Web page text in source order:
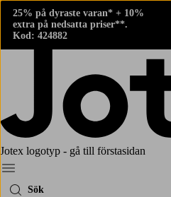
25% på dyraste varan* + 10%
extra på nedsatta priser**.
Kod: 424882
Jotex logotyp - gå till förstasidan
Meny
Sök